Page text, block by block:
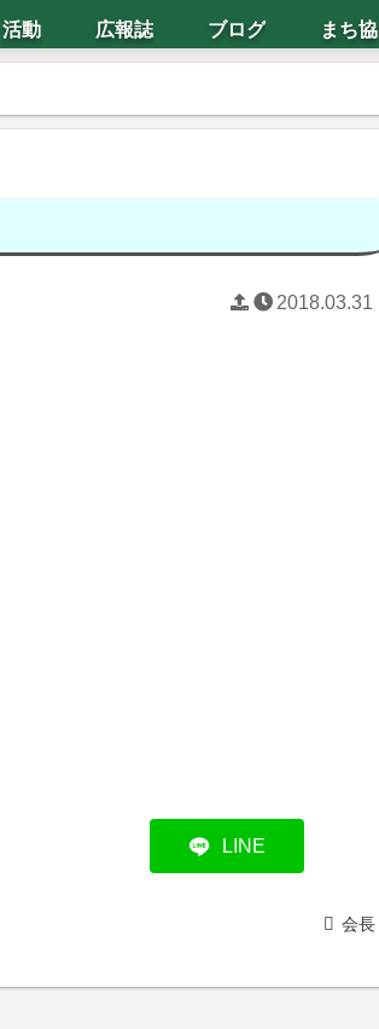
活動 広報誌 ブログ まち協
2018.03.31
LINE
会長